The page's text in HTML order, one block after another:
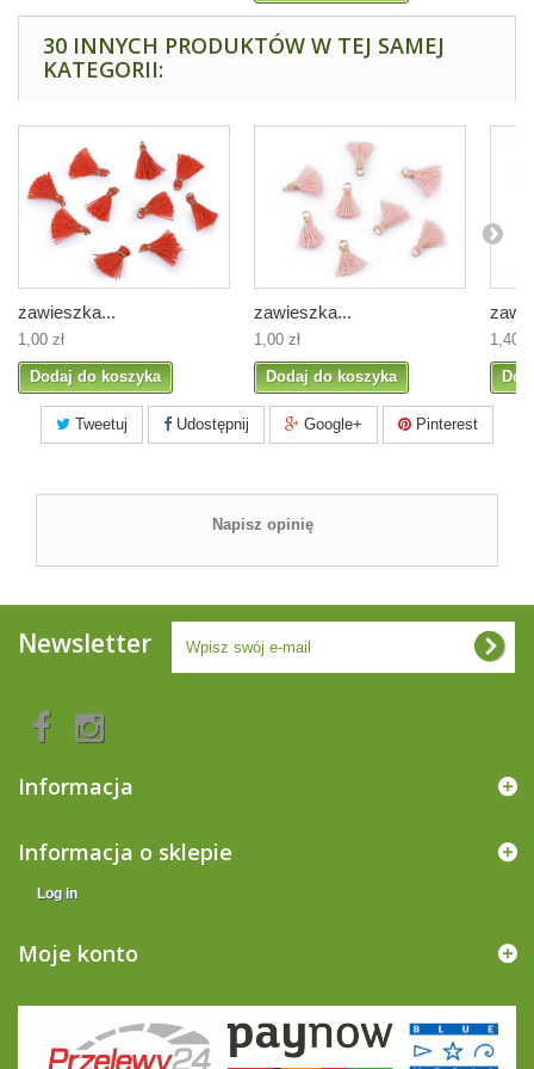
30 INNYCH PRODUKTÓW W TEJ SAMEJ
KATEGORII:
zawieszka...
1,00 zł
Dodaj do koszyka
zawieszka...
1,00 zł
Dodaj do koszyka
1,40
Tweetuj Udostępnij Google+ Pinterest
Napisz opinię
Newsletter
Informacja
Informacja o sklepie
Log in
Moje konto